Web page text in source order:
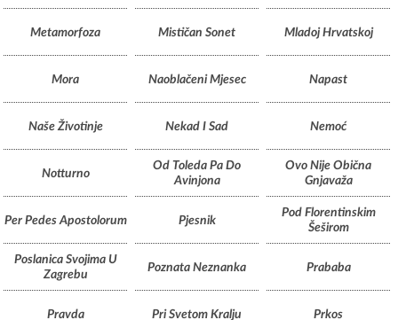
Metamorfoza Mističan Sonet Mladoj Hrvatskoj
Mora Naoblačeni Mjesec Napast
Naše Životinje Nekad I Sad Nemoć
Notturno
Od Toleda Pa Do
Avinjona
Ovo Nije Obična
Gnjavaža
Per Pedes Apostolorum Pjesnik
Pod Florentinskim
Šeširom
Poslanica Svojima U
Zagrebu
Poznata Neznanka Prababa
Pravda Pri Svetom Kralju Prkos